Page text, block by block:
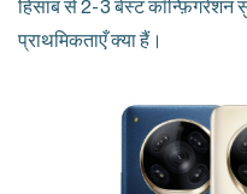
हिसाब से 2-3 बेस्ट
प्राथमिकताएँ क्या हैं।